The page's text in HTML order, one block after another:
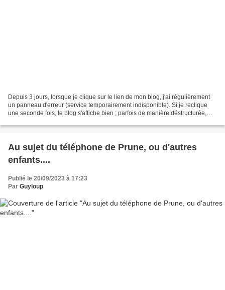
Depuis 3 jours, lorsque je clique sur le lien de mon blog, j'ai régulièrement
un panneau d'erreur (service temporairement indisponible). Si je reclique
une seconde fois, le blog s'affiche bien ; parfois de manière déstructurée,
Au sujet du téléphone de Prune, ou d'autres
enfants....
Publié le 20/09/2023 à 17:23
Par Guyloup